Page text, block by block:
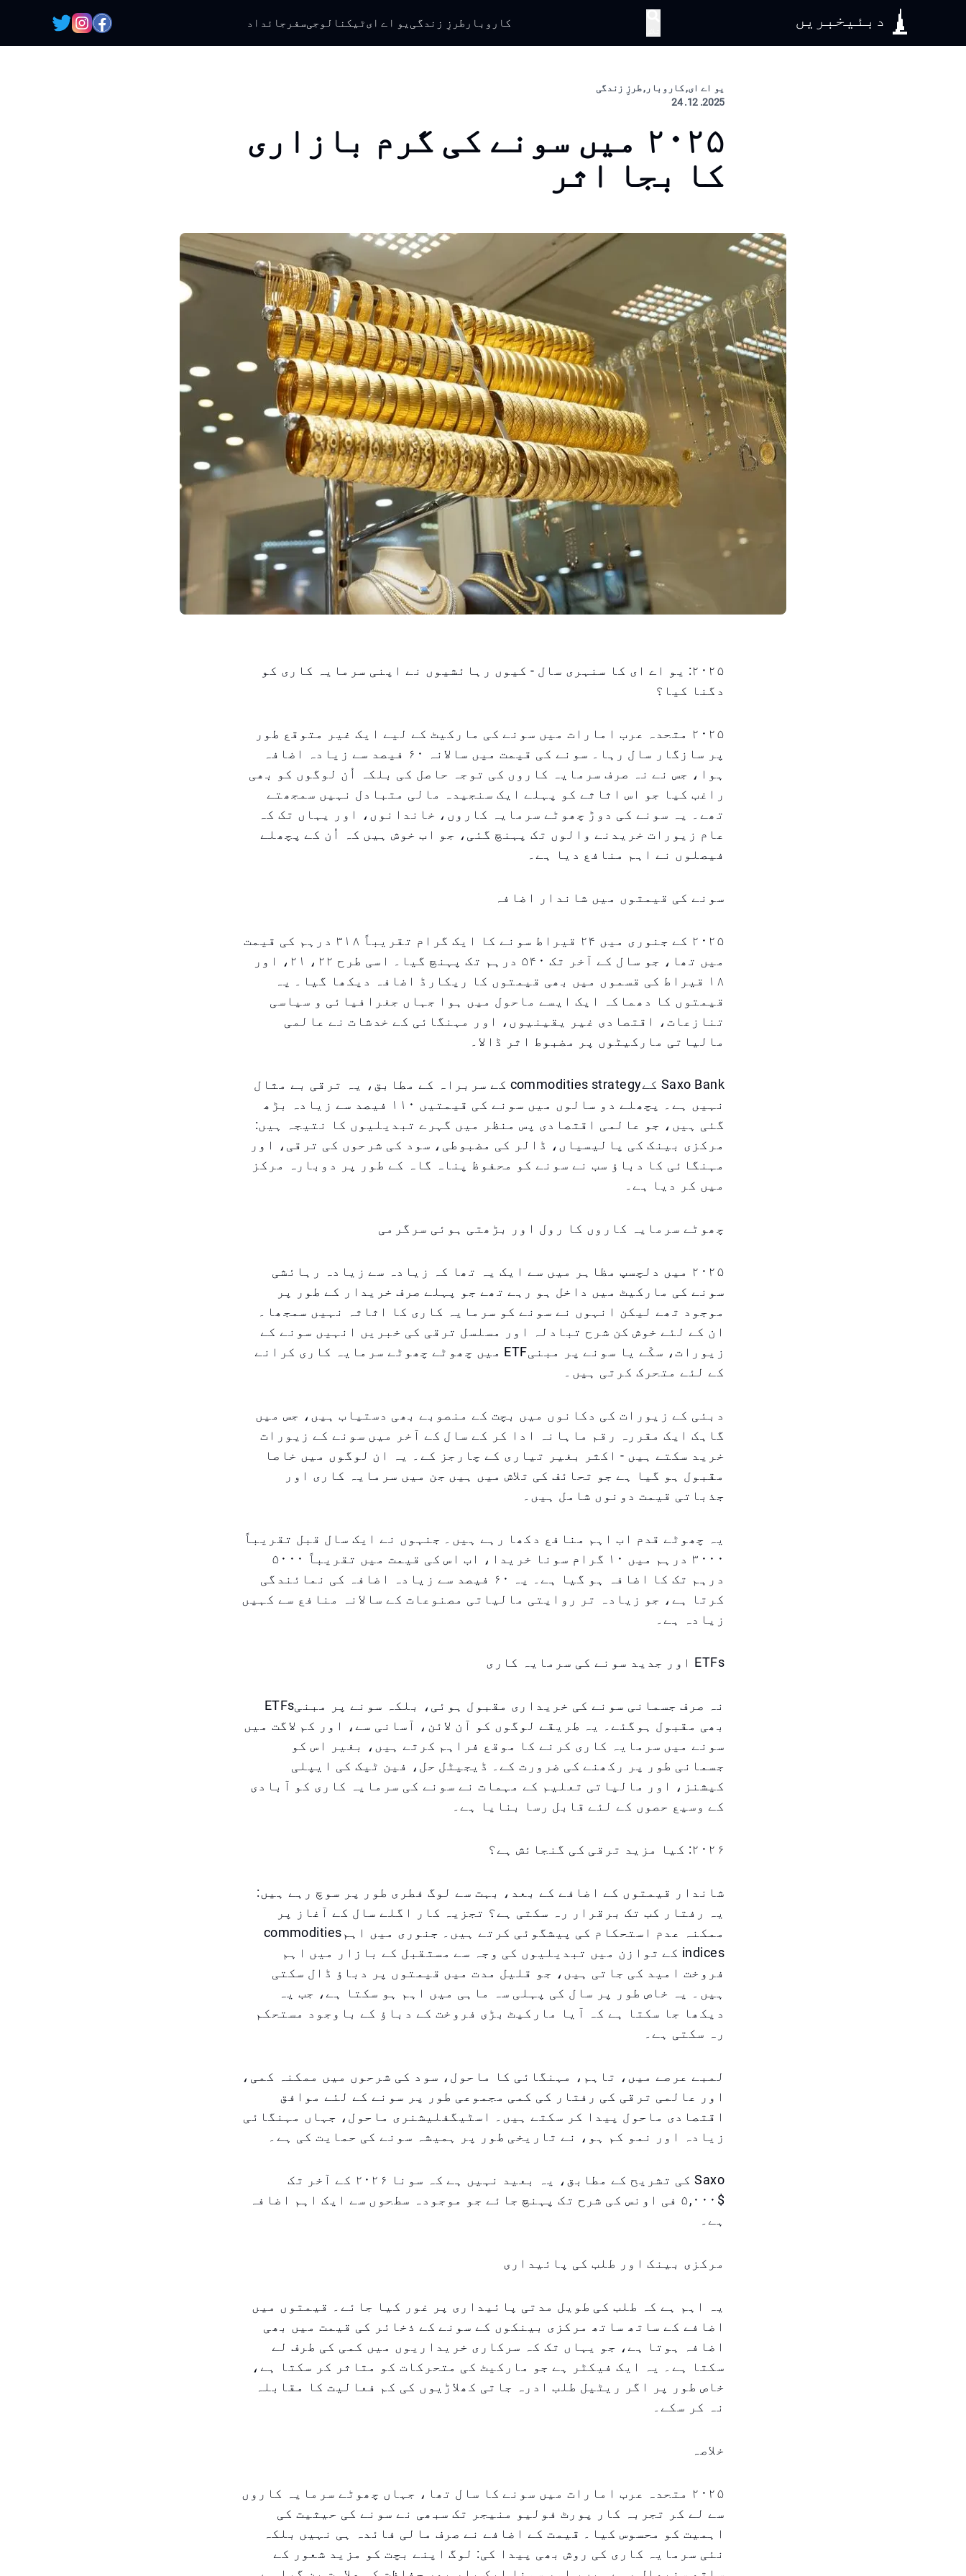
دبئیخبریں کاروبار طرزِ زندگی یو اے ایٹیکنالوجیسفر جائداد
یو اے ای, کاروبار, طرزِ زندگی
2025. 12. 24
۲۰۲۵ میں سونے کی گرم بازاری
کا بجا اثر
۲۰۲۵: یو اے ای کا سنہری سال - کیوں رہائشیوں نے اپنی سرمایہ کاری کو
دگنا کیا؟
۲۰۲۵ متحدہ عرب امارات میں سونے کی مارکیٹ کے لیے ایک غیر متوقع طور
پر سازگار سال رہا۔ سونے کی قیمت میں سالانہ ۶۰ فیصد سے زیادہ اضافہ
ہوا، جس نے نہ صرف سرمایہ کاروں کی توجہ حاصل کی بلکہ اُن لوگوں کو بھی
راغب کیا جو اس اثاثے کو پہلے ایک سنجیدہ مالی متبادل نہیں سمجھتے
تھے۔ یہ سونے کی دوڑ چھوٹے سرمایہ کاروں، خاندانوں، اور یہاں تک کہ
عام زیورات خریدنے والوں تک پہنچ گئی، جو اب خوش ہیں کہ اُن کے پچھلے
فیصلوں نے اہم منافع دیا ہے۔
سونے کی قیمتوں میں شاندار اضافہ
۲۰۲۵ کے جنوری میں ۲۴ قیراط سونے کا ایک گرام تقریباً ۳۱۸ درہم کی قیمت
میں تھا، جو سال کے آخر تک ۵۴۰ درہم تک پہنچ گیا۔ اسی طرح ۲۲، ۲۱، اور
۱۸ قیراط کی قسموں میں بھی قیمتوں کا ریکارڈ اضافہ دیکھا گیا۔ یہ
قیمتوں کا دھماکہ ایک ایسے ماحول میں ہوا جہاں جغرافیائی و سیاسی
تنازعات، اقتصادی غیر یقینیوں، اور مہنگائی کے خدشات نے عالمی
مالیاتی مارکیٹوں پر مضبوط اثر ڈالا۔
Saxo Bank کےcommodities strategy کے سربراہ کے مطابق، یہ ترقی بے مثال
نہیں ہے۔ پچھلے دو سالوں میں سونے کی قیمتیں ۱۱۰ فیصد سے زیادہ بڑھ
گئی ہیں، جو عالمی اقتصادی پس منظر میں گہرے تبدیلیوں کا نتیجہ ہیں:
مرکزی بینک کی پالیسیاں، ڈالر کی مضبوطی، سود کی شرحوں کی ترقی، اور
مہنگائی کا دباؤ سب نے سونے کو محفوظ پناہ گاہ کے طور پر دوبارہ مرکز
میں کر دیا ہے۔
چھوٹے سرمایہ کاروں کا رول اور بڑھتی ہوئی سرگرمی
۲۰۲۵ میں دلچسپ مظاہر میں سے ایک یہ تھا کہ زیادہ سے زیادہ رہائشی
سونے کی مارکیٹ میں داخل ہو رہے تھے جو پہلے صرف خریدار کے طور پر
موجود تھے لیکن انہوں نے سونے کو سرمایہ کاری کا اثاثہ نہیں سمجھا۔
ان کے لئے خوش کن شرح تبادلہ اور مسلسل ترقی کی خبریں انہیں سونے کے
زیورات، سکّے یا سونے پر مبنیETF میں چھوٹے چھوٹے سرمایہ کاری کرانے
کے لئے متحرک کرتی ہیں۔
دبئی کے زیورات کی دکانوں میں بچت کے منصوبے بھی دستیاب ہیں، جس میں
گاہک ایک مقررہ رقم ماہانہ ادا کر کے سال کے آخر میں سونے کے زیورات
خرید سکتے ہیں - اکثر بغیر تیاری کے چارجز کے۔ یہ ان لوگوں میں خاصا
مقبول ہو گیا ہے جو تحائف کی تلاش میں ہیں جن میں سرمایہ کاری اور
جذباتی قیمت دونوں شامل ہیں۔
یہ چھوٹے قدم اب اہم منافع دکھا رہے ہیں۔ جنہوں نے ایک سال قبل تقریباً
۳۰۰۰ درہم میں ۱۰ گرام سونا خریدا، اب اس کی قیمت میں تقریباً ۵۰۰۰
درہم تک کا اضافہ ہو گیا ہے۔ یہ ۶۰ فیصد سے زیادہ اضافہ کی نمائندگی
کرتا ہے، جو زیادہ تر روایتی مالیاتی مصنوعات کے سالانہ منافع سے کہیں
زیادہ ہے۔
ETFs اور جدید سونے کی سرمایہ کاری
نہ صرف جسمانی سونے کی خریداری مقبول ہوئی، بلکہ سونے پر مبنیETFs
بھی مقبول ہوگئے۔ یہ طریقے لوگوں کو آن لائن، آسانی سے، اور کم لاگت میں
سونے میں سرمایہ کاری کرنے کا موقع فراہم کرتے ہیں، بغیر اس کو
جسمانی طور پر رکھنے کی ضرورت کے۔ ڈیجیٹل حل، فین ٹیک کی ایپلی
کیشنز، اور مالیاتی تعلیم کے مہمات نے سونے کی سرمایہ کاری کو آبادی
کے وسیع حصوں کے لئے قابل رسا بنایا ہے۔
۲۰۲۶: کیا مزید ترقی کی گنجائش ہے؟
شاندار قیمتوں کے اضافے کے بعد، بہت سے لوگ فطری طور پر سوچ رہے ہیں:
یہ رفتار کب تک برقرار رہ سکتی ہے؟ تجزیہ کار اگلے سال کے آغاز پر
ممکنہ عدم استحکام کی پیشگوئی کرتے ہیں۔ جنوری میں اہمcommodities
indices کے توازن میں تبدیلیوں کی وجہ سے مستقبل کے بازار میں اہم
فروخت امید کی جاتی ہیں، جو قلیل مدت میں قیمتوں پر دباؤ ڈال سکتی
ہیں۔ یہ خاص طور پر سال کی پہلی سہ ماہی میں اہم ہو سکتا ہے، جب یہ
دیکھا جا سکتا ہے کہ آیا مارکیٹ بڑی فروخت کے دباؤ کے باوجود مستحکم
رہ سکتی ہے۔
لمبے عرصے میں، تاہم، مہنگائی کا ماحول، سود کی شرحوں میں ممکنہ کمی،
اور عالمی ترقی کی رفتار کی کمی مجموعی طور پر سونے کے لئے موافق
اقتصادی ماحول پیدا کر سکتے ہیں۔ اسٹیگفلیشنری ماحول، جہاں مہنگائی
زیادہ اور نمو کم ہو، نے تاریخی طور پر ہمیشہ سونے کی حمایت کی ہے۔
Saxo کی تشریح کے مطابق، یہ بعید نہیں ہے کہ سونا ۲۰۲۶ کے آخر تک
$۵,۰۰۰ فی اونس کی شرح تک پہنچ جائے جو موجودہ سطحوں سے ایک اہم اضافہ
ہے۔
مرکزی بینک اور طلب کی پائیداری
یہ اہم ہے کہ طلب کی طویل مدتی پائیداری پر غور کیا جائے۔ قیمتوں میں
اضافے کے ساتھ ساتھ مرکزی بینکوں کے سونے کے ذخائر کی قیمت میں بھی
اضافہ ہوتا ہے، جو یہاں تک کہ سرکاری خریداریوں میں کمی کی طرف لے
سکتا ہے۔ یہ ایک فیکٹر ہے جو مارکیٹ کی متحرکات کو متاثر کر سکتا ہے،
خاص طور پر اگر ریٹیل طلب ادرہ جاتی کھلاڑیوں کی کم فعالیت کا مقابلہ
نہ کر سکے۔
خلاصہ
۲۰۲۵ متحدہ عرب امارات میں سونے کا سال تھا، جہاں چھوٹے سرمایہ کاروں
سے لے کر تجربہ کار پورٹ فولیو منیجر تک سبھی نے سونے کی حیثیت کی
اہمیت کو محسوس کیا۔ قیمت کے اضافے نے صرف مالی فائدہ ہی نہیں بلکہ
نئی سرمایہ کاری کی روش بھی پیدا کی: لوگ اپنے بچت کو مزید شعور کے